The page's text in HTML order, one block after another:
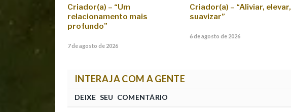
Criador(a) – “Um
relacionamento mais
profundo”
7 de agosto de 2026
Criador(a) – “Aliviar, elevar,
suavizar”
6 de agosto de 2026
INTERAJA COM A GENTE
DEIXE SEU COMENTÁRIO